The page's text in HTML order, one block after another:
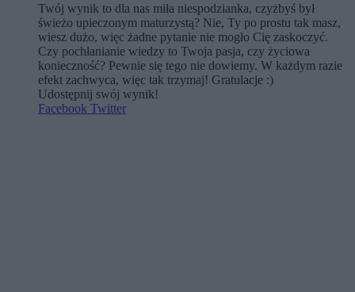
Twój wynik to dla nas miła niespodzianka, czyżbyś był
świeżo upieczonym maturzystą? Nie, Ty po prostu tak masz,
wiesz dużo, więc żadne pytanie nie mogło Cię zaskoczyć.
Czy pochłanianie wiedzy to Twoja pasja, czy życiowa
konieczność? Pewnie się tego nie dowiemy. W każdym razie
efekt zachwyca, więc tak trzymaj! Gratulacje :)
Udostępnij swój wynik!
Facebook Twitter